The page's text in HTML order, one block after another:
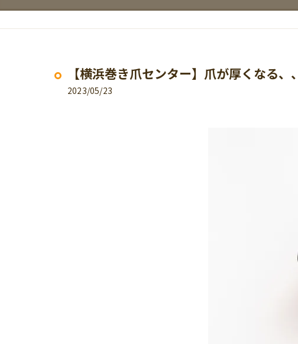
【横浜巻き爪センター】爪が厚くなる、
2023/05/23